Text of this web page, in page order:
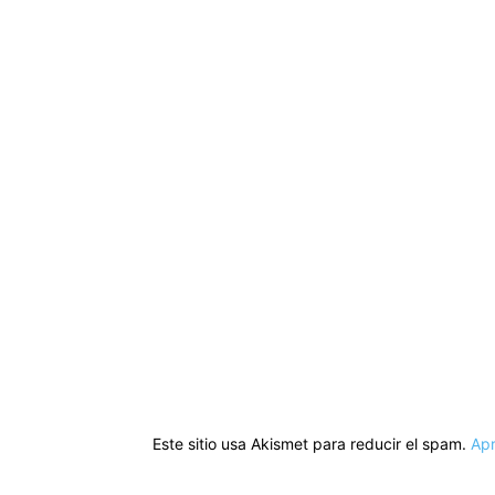
Este sitio usa Akismet para reducir el spam.